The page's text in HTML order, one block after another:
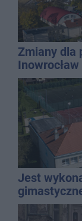
Zmiany dla
Inowrocław
Jest